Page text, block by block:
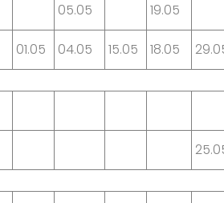
05.05 19.05
01.05 04.05 15.05 18.05